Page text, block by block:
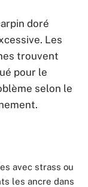
doré
Les
trouvent
pour le
selon le
avec strass ou
les ancre dans